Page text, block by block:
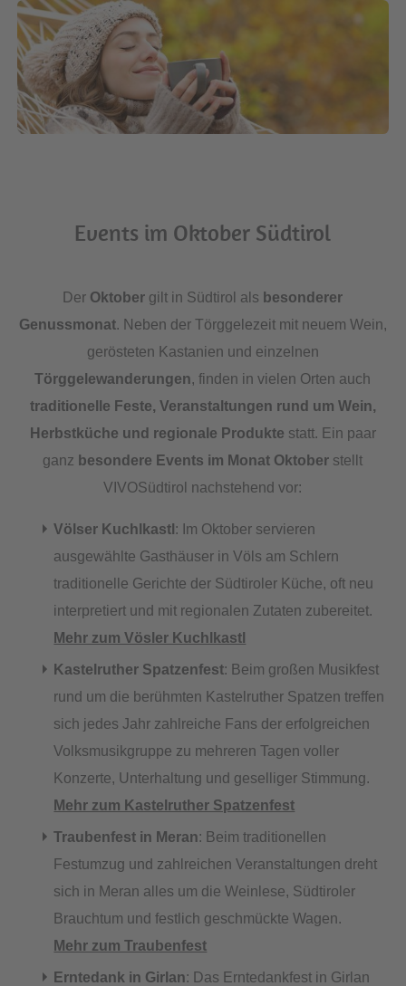
Events im Oktober Südtirol
Der Oktober gilt in Südtirol als besonderer
Genussmonat. Neben der Törggelezeit mit neuem Wein,
gerösteten Kastanien und einzelnen
Törggelewanderungen, finden in vielen Orten auch
traditionelle Feste, Veranstaltungen rund um Wein,
Herbstküche und regionale Produkte statt. Ein paar
ganz besondere Events im Monat Oktober stellt
VIVOSüdtirol nachstehend vor:
Völser Kuchlkastl : Im Oktober servieren
ausgewählte Gasthäuser in Völs am Schlern
traditionelle Gerichte der Südtiroler Küche, oft neu
interpretiert und mit regionalen Zutaten zubereitet.
Mehr zum Vösler Kuchlkastl
Kastelruther Spatzenfest: Beim großen Musikfest
rund um die berühmten Kastelruther Spatzen treffen
sich jedes Jahr zahlreiche Fans der erfolgreichen
Volksmusikgruppe zu mehreren Tagen voller
Konzerte, Unterhaltung und geselliger Stimmung.
Mehr zum Kastelruther Spatzenfest
Traubenfest in Meran: Beim traditionellen
Festumzug und zahlreichen Veranstaltungen dreht
sich in Meran alles um die Weinlese, Südtiroler
Brauchtum und festlich geschmückte Wagen.
Mehr zum Traubenfest
Erntedank in Girlan: Das Erntedankfest in Girlan